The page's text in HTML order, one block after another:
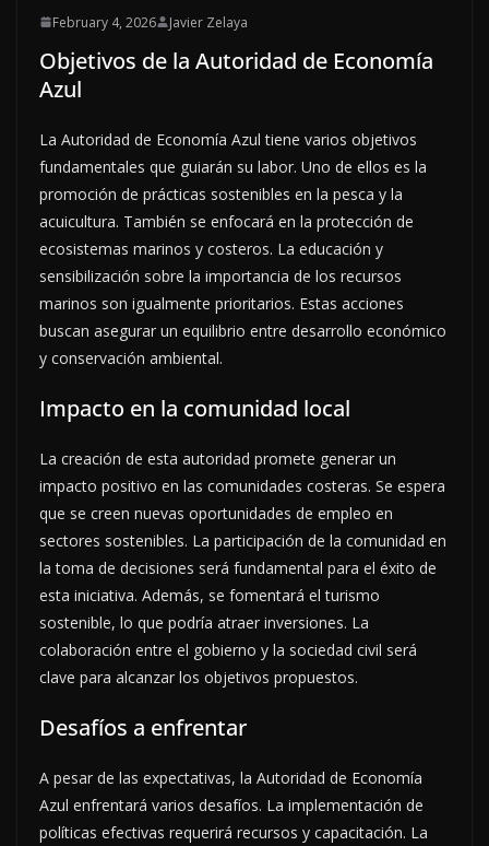
February 4, 2026 Javier Zelaya
Objetivos de la Autoridad de Economía
Azul
La Autoridad de Economía Azul tiene varios objetivos
fundamentales que guiarán su labor. Uno de ellos es la
promoción de prácticas sostenibles en la pesca y la
acuicultura. También se enfocará en la protección de
ecosistemas marinos y costeros. La educación y
sensibilización sobre la importancia de los recursos
marinos son igualmente prioritarios. Estas acciones
buscan asegurar un equilibrio entre desarrollo económico
y conservación ambiental.
Impacto en la comunidad local
La creación de esta autoridad promete generar un
impacto positivo en las comunidades costeras. Se espera
que se creen nuevas oportunidades de empleo en
sectores sostenibles. La participación de la comunidad en
la toma de decisiones será fundamental para el éxito de
esta iniciativa. Además, se fomentará el turismo
sostenible, lo que podría atraer inversiones. La
colaboración entre el gobierno y la sociedad civil será
clave para alcanzar los objetivos propuestos.
Desafíos a enfrentar
A pesar de las expectativas, la Autoridad de Economía
Azul enfrentará varios desafíos. La implementación de
políticas efectivas requerirá recursos y capacitación. La